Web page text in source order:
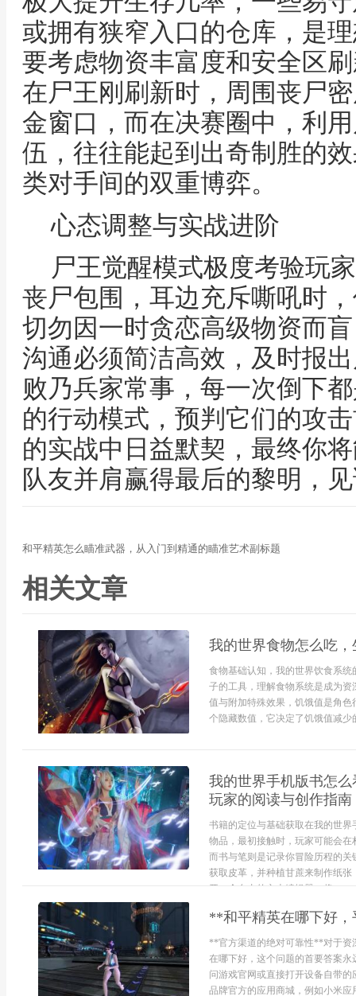
或拥有狭窄入口的仓库，是
要考虑物资丰富度和安全区
在尸王刚刷新时，周围丧尸
金窗口，而在决赛圈中，利
伍，往往能起到出奇制胜的
类对手间的双重博弈。
心态调整与实战进阶
尸王觉醒模式极度考验玩
丧尸包围，耳边充斥嘶吼时
切勿因一时贪恋高级物资而
沟通必须简洁高效，及时报
败乃兵家常事，每一次倒下
的行动模式，预判它们的攻
的实战中日益默契，最终你
队友并肩赢得最后的黎明，
和平精英怎么瞄准武器，从入门到精通的瞄准艺术副标题
相关文章
我的世界食物怎么吃
食物基础认知，我的世界饮食系
子的工具，理解食物系统是成为
值与附加特殊效果，饥饿值是角
个隐藏数值，它决定了饥饿值减
我的世界手机版书怎
玩家的阅读与创作指南
书籍的定位与基础获取在我的世
物品，最初接触时，玩家可能会
而书与笔则是记录你冒险历程的
获取皮革，并种植甘蔗来制作纸
开一个自由的文本编辑器，将...
**和平精英在哪下好
**官方渠道的绝对可靠性**对于资
在哪下好，这个问题的首要答案
问游戏官网或直接打开设备自带
品牌官方的应用商城，例如小米